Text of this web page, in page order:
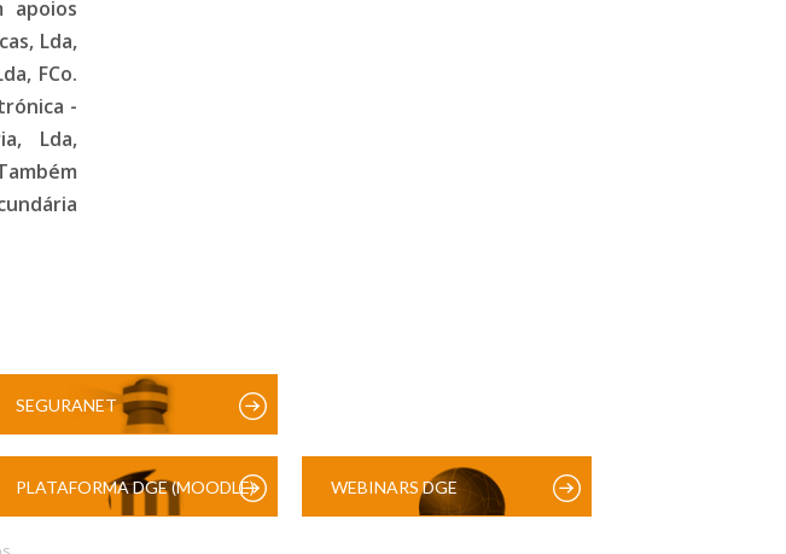
apoios
Lda,
FCo.
-
Lda,
SEGURANET
PLATAFORMA DGE (MOODLE) WEBINARS DGE